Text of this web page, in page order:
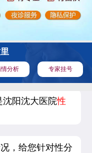
分析 专家挂号
沈阳沈大医院性
，给您针对性分